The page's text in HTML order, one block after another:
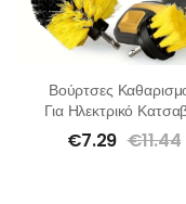
Βούρτσες
Για Ηλεκτρικό
– Σετ 3 Τμχ
€7.29 €11.44